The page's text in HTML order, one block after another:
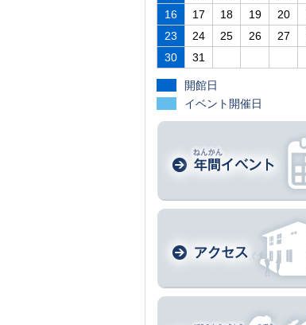
16
17 18 19 20
23
24 25 26 27
30
31
開館日
イベント開催日